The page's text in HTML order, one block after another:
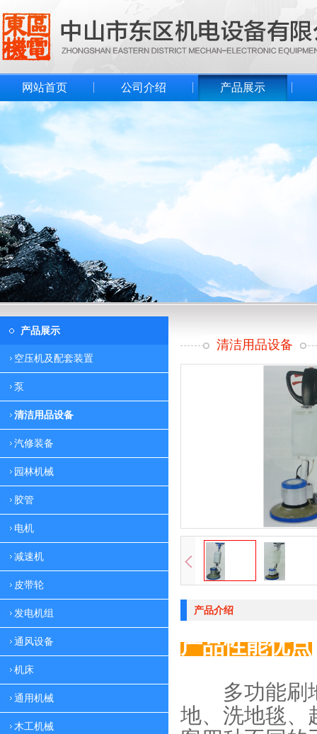
网站首页 公司介绍 产品展示
产品展示
空压机及配套装置
泵
清洁用品设备
汽修装备
园林机械
胶管
电机
减速机
皮带轮
发电机组
通风设备
机床
通用机械
木工机械
清洁用品设备
产品介绍
产品性能优点
多功能刷地
地、 洗地毯、